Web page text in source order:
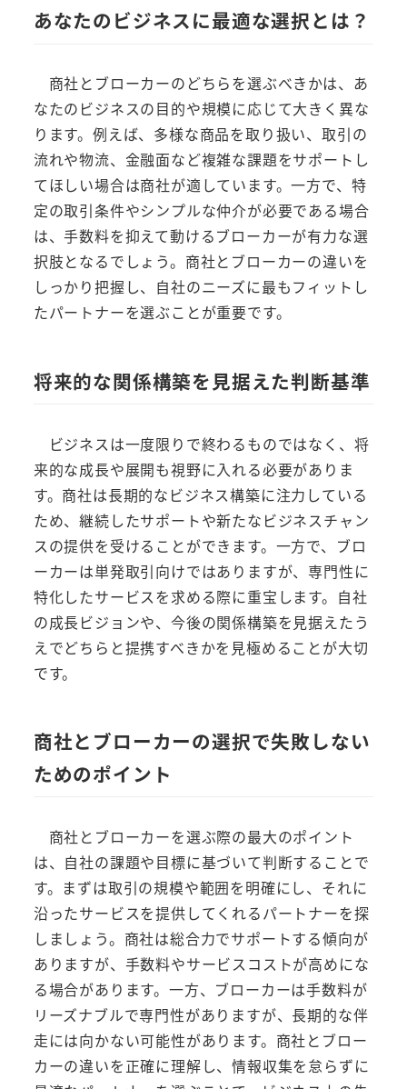
あなたのビジネスに最適な選択とは？
商社とブローカーのどちらを選ぶべきかは、あ
なたのビジネスの目的や規模に応じて大きく異な
ります。例えば、多様な商品を取り扱い、取引の
流れや物流、金融面など複雑な課題をサポートし
てほしい場合は商社が適しています。一方で、特
定の取引条件やシンプルな仲介が必要である場合
は、手数料を抑えて動けるブローカーが有力な選
択肢となるでしょう。商社とブローカーの違いを
しっかり把握し、自社のニーズに最もフィットし
たパートナーを選ぶことが重要です。
将来的な関係構築を見据えた判断基準
ビジネスは一度限りで終わるものではなく、将
来的な成長や展開も視野に入れる必要がありま
す。商社は長期的なビジネス構築に注力している
ため、継続したサポートや新たなビジネスチャン
スの提供を受けることができます。一方で、ブロ
ーカーは単発取引向けではありますが、専門性に
特化したサービスを求める際に重宝します。自社
の成長ビジョンや、今後の関係構築を見据えたう
えでどちらと提携すべきかを見極めることが大切
です。
商社とブローカーの選択で失敗しない
ためのポイント
商社とブローカーを選ぶ際の最大のポイント
は、自社の課題や目標に基づいて判断することで
す。まずは取引の規模や範囲を明確にし、それに
沿ったサービスを提供してくれるパートナーを探
しましょう。商社は総合力でサポートする傾向が
ありますが、手数料やサービスコストが高めにな
る場合があります。一方、ブローカーは手数料が
リーズナブルで専門性がありますが、長期的な伴
走には向かない可能性があります。商社とブロー
カーの違いを正確に理解し、情報収集を怠らずに